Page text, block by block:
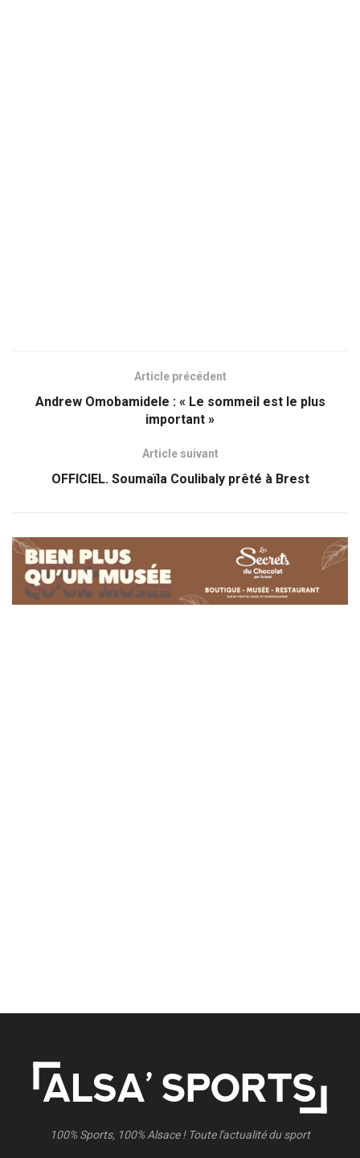
Article précédent
Andrew Omobamidele : « Le sommeil est le plus
important »
Article suivant
OFFICIEL. Soumaïla Coulibaly prêté à Brest
100% Sports, 100% Alsace ! Toute l'actualité du sport